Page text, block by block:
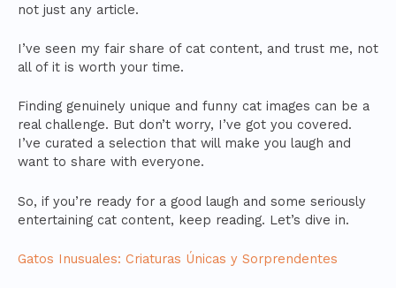
not just any article.
I’ve seen my fair share of cat content, and trust me, not
all of it is worth your time.
Finding genuinely unique and funny cat images can be a
real challenge. But don’t worry, I’ve got you covered.
I’ve curated a selection that will make you laugh and
want to share with everyone.
So, if you’re ready for a good laugh and some seriously
entertaining cat content, keep reading. Let’s dive in.
Gatos Inusuales: Criaturas Únicas y Sorprendentes